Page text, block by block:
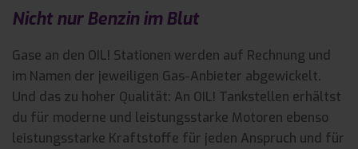
Nicht nur Benzin im Blut
Gase an den OIL! Stationen werden auf Rechnung und
im Namen der jeweiligen Gas-Anbieter abgewickelt.
Und das zu hoher Qualität: An OIL! Tankstellen erhältst
du für moderne und leistungsstarke Motoren ebenso
leistungsstarke Kraftstoffe für jeden Anspruch und für